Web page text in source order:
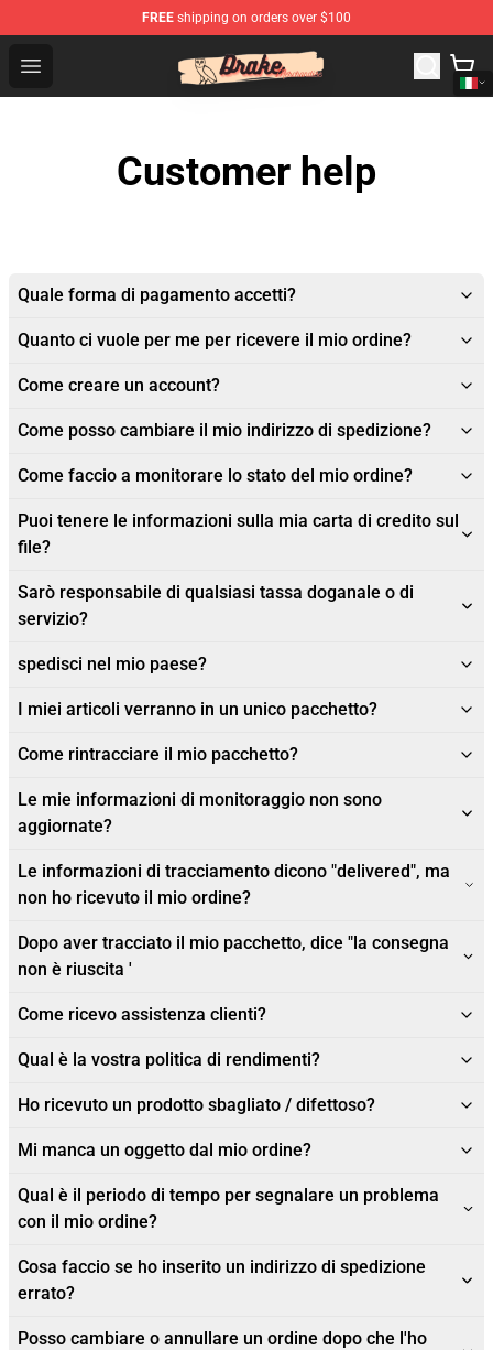
FREE shipping on orders over $100
Open menu
Drake Shop - Official Drake Merchandise Store
Customer help
Quale forma di pagamento accetti?
Quanto ci vuole per me per ricevere il mio ordine?
Come creare un account?
Come posso cambiare il mio indirizzo di spedizione?
Come faccio a monitorare lo stato del mio ordine?
Puoi tenere le informazioni sulla mia carta di credito sul
file?
Sarò responsabile di qualsiasi tassa doganale o di
servizio?
spedisci nel mio paese?
I miei articoli verranno in un unico pacchetto?
Come rintracciare il mio pacchetto?
Le mie informazioni di monitoraggio non sono
aggiornate?
Le informazioni di tracciamento dicono "delivered", ma
non ho ricevuto il mio ordine?
Dopo aver tracciato il mio pacchetto, dice "la consegna
non è riuscita '
Come ricevo assistenza clienti?
Qual è la vostra politica di rendimenti?
Ho ricevuto un prodotto sbagliato / difettoso?
Mi manca un oggetto dal mio ordine?
Qual è il periodo di tempo per segnalare un problema
con il mio ordine?
Cosa faccio se ho inserito un indirizzo di spedizione
errato?
Posso cambiare o annullare un ordine dopo che l'ho